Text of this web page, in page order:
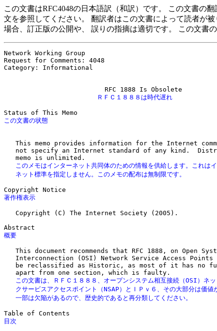
この文書はRFC4048の日本語訳（和訳）です。 この文書の
文を参照してください。 翻訳者はこの文書によって読者が
場合、訂正版の公開や、 誤りの指摘は適切です。 この文書
Network Working Group
Request for Comments: 4048
Category: Informational
                        ＲＦＣ１８８８は時代遅れ
This memo provides information for the Internet
not specify an Internet standard of any kind.
このメモはインターネット共同体のための情報を供給します。これは
   ネット標準を指定しません。このメモの配布は無制限です。
著作権表示
Copyright (C) The Internet Society (2005).
概要
This document recommends that RFC 1888, on Open
Interconnection (OSI) Network Service Access Points
be reclassified as Historic, as most of it has no
この文書は、ＲＦＣ１８８８、オープンシステム相互接続（OSI）ネ
クサービスアクセスポイント（NSAP）とＩＰｖ６、その大部分は価値
   一部は欠陥があるので、歴史的であると再分類してください。
目次